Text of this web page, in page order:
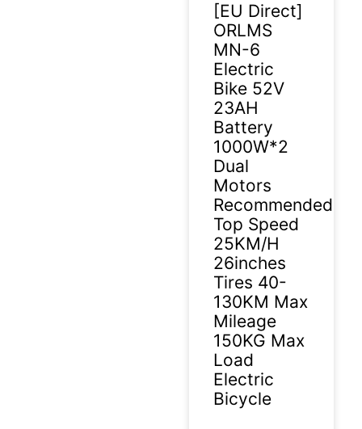
[EU Direct]
ORLMS
MN-6
Electric
Bike 52V
23AH
Battery
1000W*2
Dual
Motors
Recommended
Top Speed
25KM/H
26inches
Tires 40-
130KM Max
Mileage
150KG Max
Load
Electric
Bicycle